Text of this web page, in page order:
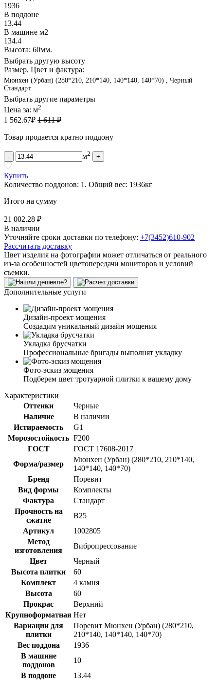
1936
В поддоне
13.44
В машине м2
134.4
Высота: 60мм.
Выбрать другую высоту
Размер, Цвет и фактура:
Мюнхен (Урбан) (280*210, 210*140, 140*140, 140*70) , Черный
Стандарт
Выбрать другие параметры
Цена за: м2
1 562.67₽ 1 611 ₽
Товар продается кратно поддону
- м2 +
Купить
Количество поддонов: 1 . Общий вес: 1936кг
Итого на сумму
21 002.28 ₽
В наличии
Уточняйте сроки доставки по телефону: +7(3452)610-902
Рассчитать доставку
Цвет изделия на фотографии может отличаться от реального
из-за особенностей цветопередачи мониторов и условий
съемки.
Дополнительные услуги
Дизайн-проект мощения
Создадим уникальный дизайн мощения
Укладка брусчатки
Профессиональные бригады выполнят укладку
Фото-эскиз мощения
Подберем цвет тротуарной плитки к вашему дому
Характеристики
Оттенки
Черные
Наличие
В наличии
Истираемость
G1
Морозостойкость F200
ГОСТ
ГОСТ 17608-2017
Форма/размер
Мюнхен (Урбан) (280*210, 210*140,
140*140, 140*70)
Бренд
Поревит
Вид формы
Комплекты
Фактура
Стандарт
Прочность на
сжатие
B25
Артикул
1002805
Метод
изготовления
Вибропрессование
Цвет
Черный
Высота плитки
60
Комплект
4 камня
Высота
60
Прокрас
Верхний
Крупноформатная Нет
Вариации для
плитки
Поревит Мюнхен (Урбан) (280*210,
210*140, 140*140, 140*70)
Вес поддона
1936
В машине
поддонов
10
В поддоне
13.44